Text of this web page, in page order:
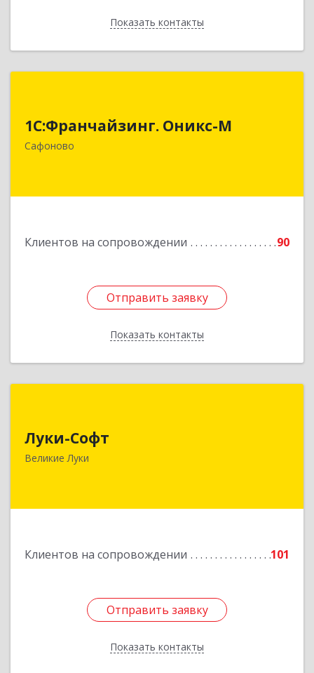
Показать контакты
Назад
1С:Франчайзинг. Оникс-М
Сафоново
Клиентов на сопровождении 90
Отправить заявку
Показать контакты
215500, Смоленская обл, Сафоновский р-н,
Сафоново г, Революционная ул, дом № 9а
Отправить заявку
Назад
Луки-Софт
Великие Луки
Клиентов на сопровождении 101
Отправить заявку
Показать контакты
182113, Псковская обл, Великие Луки г,
Отправить заявку
Назад